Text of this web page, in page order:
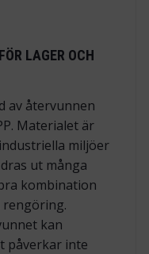
LAGER OCH
av återvunnen
Materialet är
miljöer
ut många
kombination
rengöring.
kan
påverkar inte